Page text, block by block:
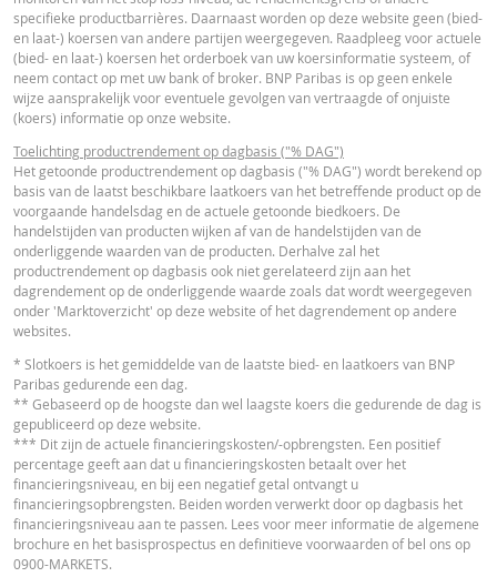
WAARDEN
WAARDEN
Referentiekoers 139,057
-
Financieringsniveau
102,2253
-
Stop loss-niveau
107,3366
Hefboom
3,78
Waarde belegging
(EUR)
3,19 -
Turbo (EUR) 3,19
Disclaimer
actuele of toekomstige handelskoersen weer. De calculator gaat uit van een
gelijkblijvend financieringskostenpercentage terwijl dit percentage in
werkelijkheid doorlopend kan veranderen. De rendementen van producten
een onderliggende waarde die niet in euro noteert, kunnen worden
door wisselkoerseffecten. De calculator houdt geen rekening met het
tussen bied- en laatprijzen (de spread), eventuele dividenden of
dividendbelasting. De invloed van het periodiek doorrollen van futures
in de calculator buiten beschouwing gelaten. Ook door afrondingen kunnen
getoonde waarden afwijken van de ontwikkelingen van waarden in de
werkelijkheid.
Essentiële
Beleggersinformatiedocument (NL)
PDF
OVERIGE WETTELIJKE DOCUMENTEN
Notices URL
Notices
FINANCIEEL OVERZICHT
Financial Information
Cost Report
specifieke productbarrières. Daarnaast worden op deze website geen (bied-
en laat-) koersen van andere partijen weergegeven. Raadpleeg voor actuele
(bied- en laat-) koersen het orderboek van uw koersinformatie systeem, of
neem contact op met uw bank of broker. BNP Paribas is op geen enkele
wijze aansprakelijk voor eventuele gevolgen van vertraagde of onjuiste
(koers) informatie op onze website.
Toelichting productrendement op dagbasis ("% DAG")
Het getoonde productrendement op dagbasis ("% DAG") wordt berekend op
basis van de laatst beschikbare laatkoers van het betreffende product op de
voorgaande handelsdag en de actuele getoonde biedkoers. De
handelstijden van producten wijken af van de handelstijden van de
onderliggende waarden van de producten. Derhalve zal het
productrendement op dagbasis ook niet gerelateerd zijn aan het
dagrendement op de onderliggende waarde zoals dat wordt weergegeven
onder 'Marktoverzicht' op deze website of het dagrendement op andere
websites.
* Slotkoers is het gemiddelde van de laatste bied- en laatkoers van BNP
Paribas gedurende een dag.
** Gebaseerd op de hoogste dan wel laagste koers die gedurende de dag is
gepubliceerd op deze website.
*** Dit zijn de actuele financieringskosten/-opbrengsten. Een positief
percentage geeft aan dat u financieringskosten betaalt over het
financieringsniveau, en bij een negatief getal ontvangt u
financieringsopbrengsten. Beiden worden verwerkt door op dagbasis het
financieringsniveau aan te passen. Lees voor meer informatie de algemene
brochure en het basisprospectus en definitieve voorwaarden of bel ons op
0900-MARKETS.